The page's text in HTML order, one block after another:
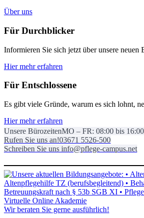
Über uns
Für Durchblicker
Informieren Sie sich jetzt über unsere neuen
Hier mehr erfahren
Für Entschlossene
Es gibt viele Gründe, warum es sich lohnt,
Hier mehr erfahren
Unsere BürozeitenMO – FR: 08:00 bis
Rufen Sie uns an!03671 5526-500
Schreiben Sie uns info@pflege-campus.net
Wir beraten Sie gerne ausführlich!